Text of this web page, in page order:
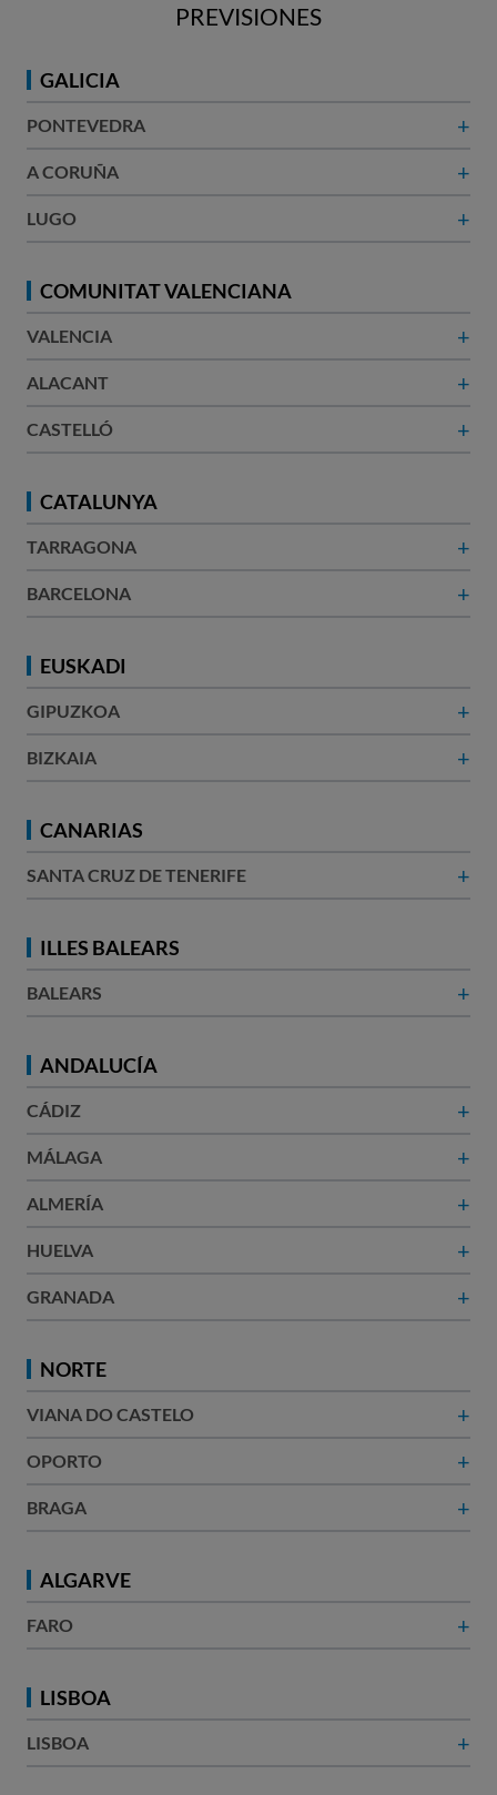
PREVISIONES
GALICIA
PONTEVEDRA +
A CORUÑA​ +
LUGO +
COMUNITAT VALENCIANA
VALENCIA +
ALACANT​ +
CASTELLÓ +
CATALUNYA
TARRAGONA +
BARCELONA​ +
EUSKADI
GIPUZKOA +
BIZKAIA +
CANARIAS
SANTA CRUZ DE TENERIFE +
ILLES BALEARS
BALEARS +
ANDALUCÍA
CÁDIZ +
MÁLAGA +
ALMERÍA +
HUELVA +
GRANADA +
NORTE
VIANA DO CASTELO +
OPORTO +
BRAGA +
ALGARVE
FARO +
LISBOA
LISBOA +